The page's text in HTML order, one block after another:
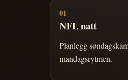
01
NFL natt
Planlegg
mandagsrytmen.